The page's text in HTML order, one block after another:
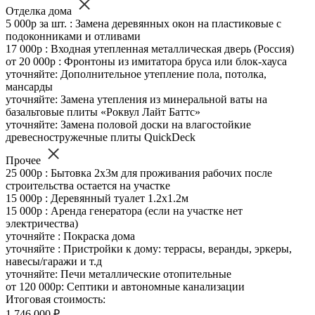
Отделка дома
5 000р за шт. : Замена деревянных окон на пластиковые с
подоконниками и отливами
17 000р : Входная утепленная металлическая дверь (Россия)
от 20 000р : Фронтоны из имитатора бруса или блок-хауса
уточняйте: Дополнительное утепление пола, потолка,
мансарды
уточняйте: Замена утепления из минеральной ваты на
базальтовые плиты «Роквул Лайт Баттс»
уточняйте: Замена половой доски на влагостойкие
древесностружечные плиты QuickDeck
Прочее
25 000р : Бытовка 2х3м для проживания рабочих после
строительства остается на участке
15 000р : Деревянный туалет 1.2х1.2м
15 000р : Аренда генератора (если на участке нет
электричества)
уточняйте : Покраска дома
уточняйте : Пристройки к дому: террасы, веранды, эркеры,
навесы/гаражи и т.д
уточняйте: Печи металлические отопительные
от 120 000р: Септики и автономные канализации
Итоговая стоимость: